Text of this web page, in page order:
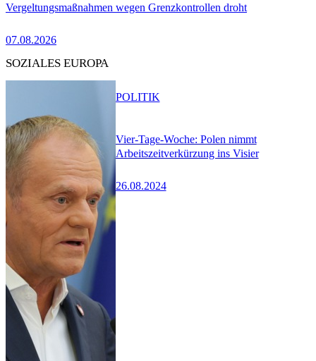
Vergeltungsmaßnahmen wegen Grenzkontrollen droht
07.08.2026
SOZIALES EUROPA
Vier-Tage-Woche: Polen nimmt
Arbeitszeitverkürzung ins Visier
26.08.2024
POLITIK